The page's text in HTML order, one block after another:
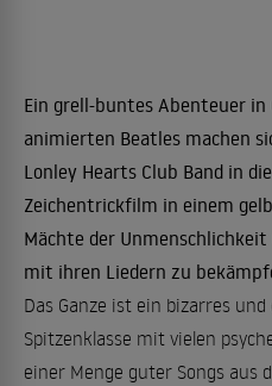
Ein grell-buntes Abenteuer in
animierten Beatles machen
Lonley Hearts Club Band in
Zeichentrickfilm in einem
Mächte der
mit ihren Liedern zu
Das Ganze ist ein bizarres
Spitzenklasse mit vielen
einer Menge guter Songs aus